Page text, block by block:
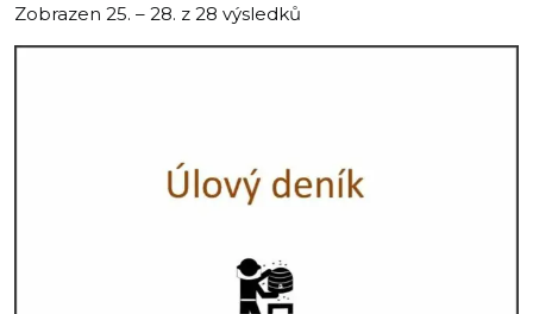
Zobrazen 25. – 28. z 28 výsledků